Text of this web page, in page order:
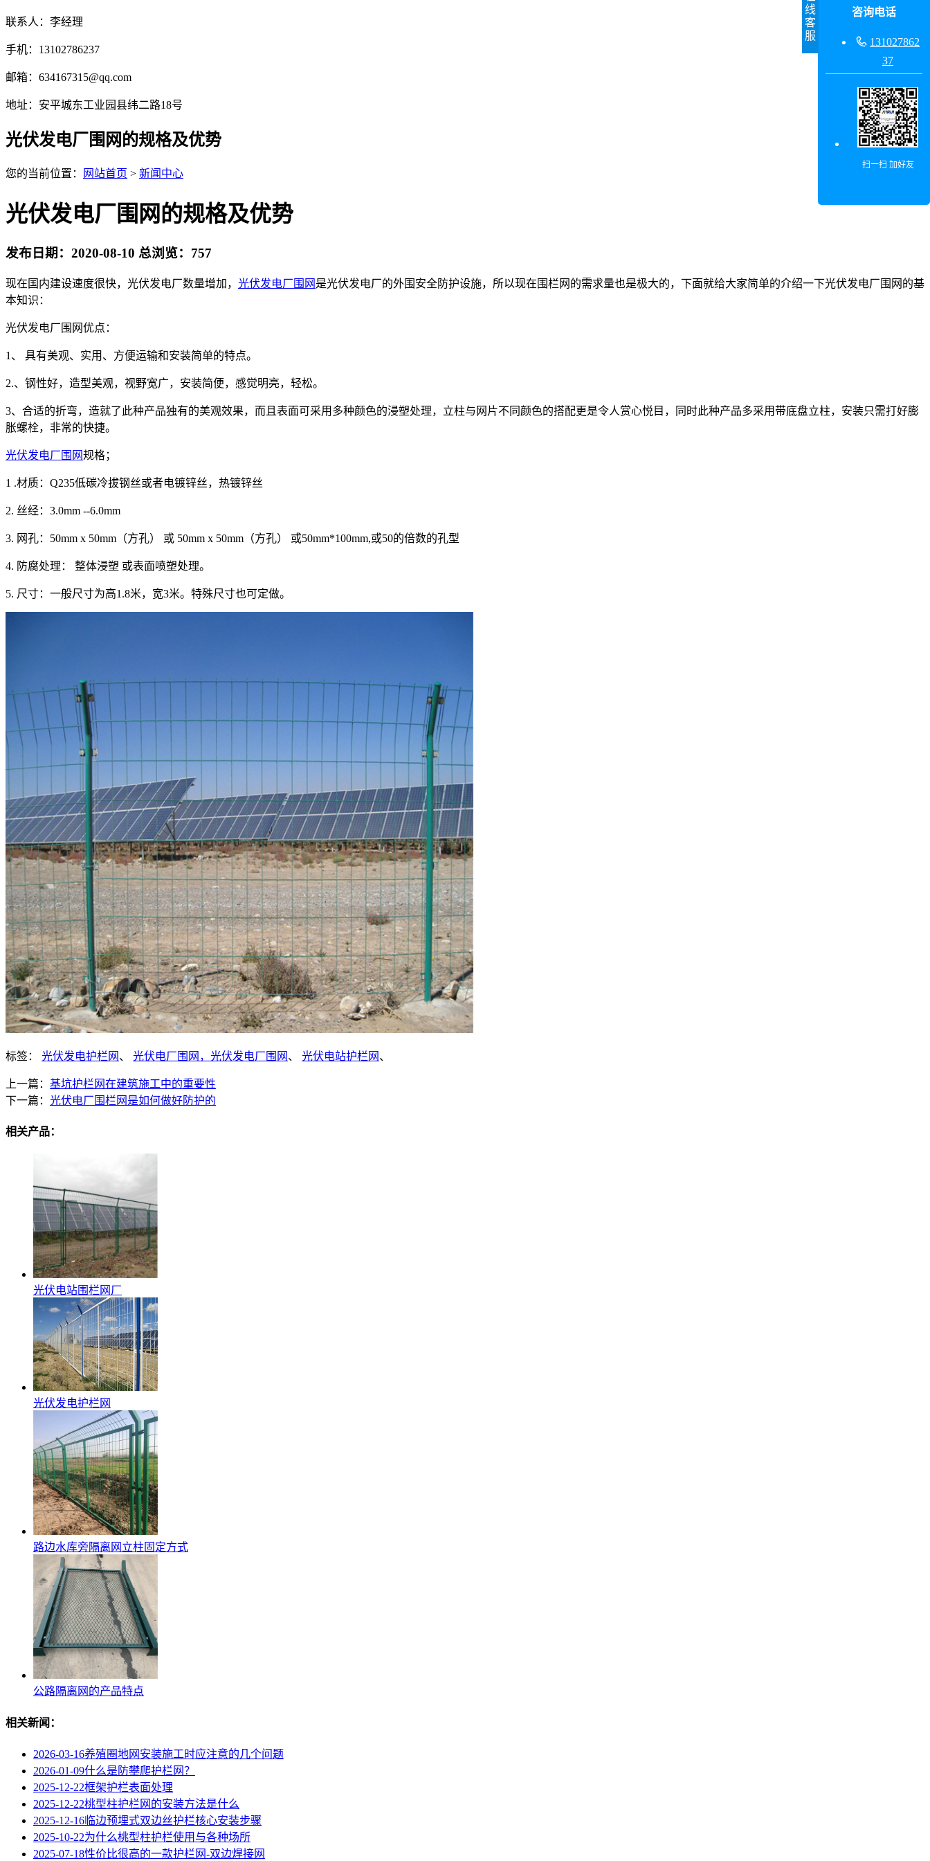
联系人：李经理
手机：13102786237
邮箱：634167315@qq.com
地址：安平城东工业园县纬二路18号
光伏发电厂围网的规格及优势
您的当前位置： 网站首页 > 新闻中心
光伏发电厂围网的规格及优势
发布日期：2020-08-10 总浏览： 757
现在国内建设速度很快，光伏发电厂数量增加， 光伏发电厂围网 是光伏发电厂的外围安全防护设施，所以现在围栏网的需求量也是极大的，下面就给大家简单的介绍一下光伏发电厂围网的基
本知识：
光伏发电厂围网优点：
1、 具有美观、实用、方便运输和安装简单的特点。
2.、钢性好，造型美观，视野宽广，安装简便，感觉明亮，轻松。
3、合适的折弯，造就了此种产品独有的美观效果，而且表面可采用多种颜色的浸塑处理，立柱与网片不同颜色的搭配更是令人赏心悦目，同时此种产品多采用带底盘立柱，安装只需打好膨
胀螺栓，非常的快捷。
光伏发电厂围网规格；
1 .材质：Q235低碳冷拔钢丝或者电镀锌丝，热镀锌丝
2. 丝经：3.0mm --6.0mm
3. 网孔：50mm x 50mm（方孔） 或 50mm x 50mm（方孔） 或50mm*100mm,或50的倍数的孔型
4. 防腐处理： 整体浸塑 或表面喷塑处理。
5. 尺寸：一般尺寸为高1.8米，宽3米。特殊尺寸也可定做。
标签： 光伏发电护栏网 、 光伏电厂围网，光伏发电厂围网 、 光伏电站护栏网 、
上一篇： 基坑护栏网在建筑施工中的重要性
下一篇： 光伏电厂围栏网是如何做好防护的
相关产品：
光伏电站围栏网厂
光伏发电护栏网
路边水库旁隔离网立柱固定方式
公路隔离网的产品特点
相关新闻：
2026-03-16养殖圈地网安装施工时应注意的几个问题
2026-01-09什么是防攀爬护栏网？
2025-12-22框架护栏表面处理
2025-12-22桃型柱护栏网的安装方法是什么
2025-12-16 临边预埋式双边丝护栏核心安装步骤
2025-10-22为什么桃型柱护栏使用与各种场所
2025-07-18性价比很高的一款护栏网-双边焊接网
线
客
服
咨询电话
 131027862
37
扫一扫 加好友